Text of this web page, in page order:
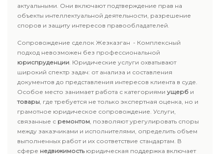
актуальными. Они включают подтверждение прав на
объекты интеллектуальной деятельности, разрешение
споров и защиту интересов правообладателей.
Сопровождение сделок Жезказган - Комплексный
подход невозможен без профессиональной
юриспруденции. Юридические услуги охватывают
широкий спектр задач: от анализа и составления
документов до представления интересов клиента в суде.
Особое место занимает работа с категориями ущерб и
товары, где требуется не только экспертная оценка, но и
грамотное юридическое сопровождение. Услуги,
связанные с ремонтом, позволяют урегулировать споры
между заказчиками и исполнителями, определить объем
выполненных работ и их соответствие стандартам. В
сфере недвижимостьюридическая поддержка включает